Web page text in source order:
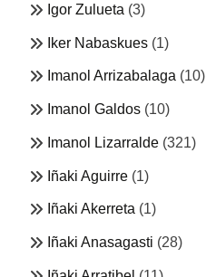
Igor Zulueta (3)
Iker Nabaskues (1)
Imanol Arrizabalaga (10)
Imanol Galdos (10)
Imanol Lizarralde (321)
Iñaki Aguirre (1)
Iñaki Akerreta (1)
Iñaki Anasagasti (28)